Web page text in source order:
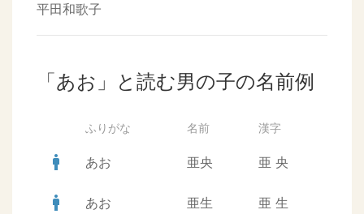
平田和歌子
「あお」と読む男の子の名前例
ふりがな 名前 漢字
man あお 亜央 亜 央
man あお 亜生 亜 生